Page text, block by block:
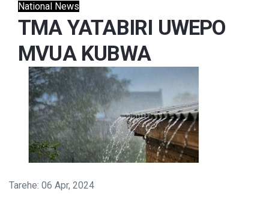
National News
TMA YATABIRI UWEPO
MVUA KUBWA
Tarehe: 06 Apr, 2024